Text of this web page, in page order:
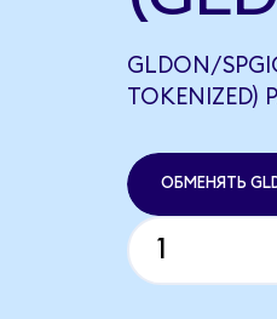
GLDON/
TOKENIZED)
ОБМЕНЯТЬ